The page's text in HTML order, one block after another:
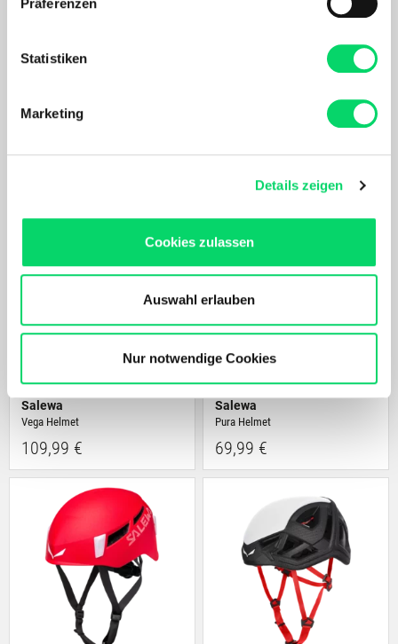
Informationen über Ihre geografische Lage
können
bestimmten Merkmalen (Fingerprinting) identifizieren
Erfahren Sie mehr darüber, wie Ihre persönlichen Daten
Produkten und Inhalten.
Unser Online Angebot sowie die Funktionalität und
Performance unserer Website wird kontinuierlich für Dich
Bergspezl verwendet Cookies, um Inhalte und Anzeigen
zu personalisieren, Funktionen für soziale Medien
anbieten zu können und die Zugriffe auf unsere Website
zu analysieren. Außerdem geben wir Informationen zu
Deiner Verwendung unserer Website an unsere Partner
für soziale Medien, Werbung und Analysen weiter.
möglicherweise mit weiteren Daten zusammen, die Du
ihnen bereitgestellt hast oder die sie im Rahmen Deiner
Nutzung der Dienste gesammelt haben.
Statistiken
Marketing
Details zeigen
Cookies zulassen
Auswahl erlauben
Nur notwendige Cookies
Rozes Ultralight Left Zip Pura Helmet
69,99 €
Salewa
Vega Helmet
109,99 €
Salewa
Pura Helmet
69,99 €